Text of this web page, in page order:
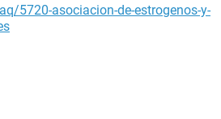
5720-asociacion-de-estrogenos-y-